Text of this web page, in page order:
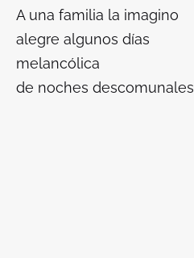
A una familia la imagino
alegre algunos días
melancólica
de noches descomunales